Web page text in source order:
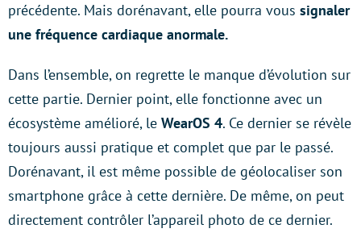
précédente. Mais dorénavant, elle pourra vous signaler
une fréquence cardiaque anormale.
Dans l’ensemble, on regrette le manque d’évolution sur
cette partie. Dernier point, elle fonctionne avec un
écosystème amélioré, le WearOS 4. Ce dernier se révèle
toujours aussi pratique et complet que par le passé.
Dorénavant, il est même possible de géolocaliser son
smartphone grâce à cette dernière. De même, on peut
directement contrôler l’appareil photo de ce dernier.